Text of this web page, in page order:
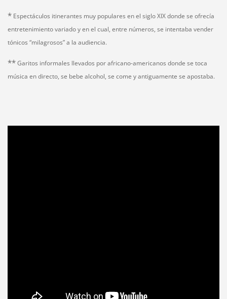
*Espectáculos itinerantes muy populares en el siglo XIX donde se ofrecía
entretenimiento variado y en el cual, entre números, se intentaba vender
tónicos “milagrosos” a la audiencia.
**Garitos informales llevados por africano-americanos donde se toca
música en directo, se bebe alcohol, se come y antiguamente se apostaba.